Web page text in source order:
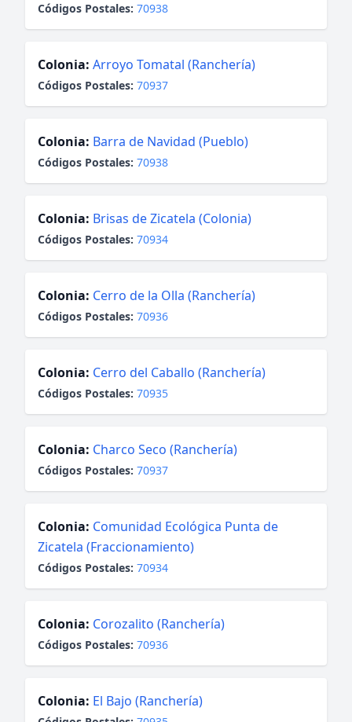
Códigos Postales: 70938
Colonia: Arroyo Tomatal (Ranchería)
Códigos Postales: 70937
Colonia: Barra de Navidad (Pueblo)
Códigos Postales: 70938
Colonia: Brisas de Zicatela (Colonia)
Códigos Postales: 70934
Colonia: Cerro de la Olla (Ranchería)
Códigos Postales: 70936
Colonia: Cerro del Caballo (Ranchería)
Códigos Postales: 70935
Colonia: Charco Seco (Ranchería)
Códigos Postales: 70937
Colonia: Comunidad Ecológica Punta de
Zicatela (Fraccionamiento)
Códigos Postales: 70934
Colonia: Corozalito (Ranchería)
Códigos Postales: 70936
Colonia: El Bajo (Ranchería)